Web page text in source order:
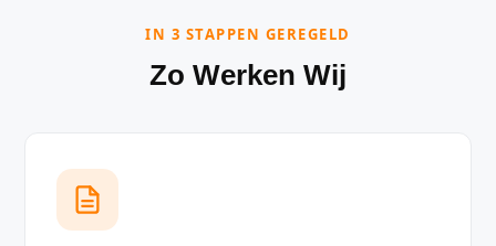
IN 3 STAPPEN GEREGELD
Zo Werken Wij